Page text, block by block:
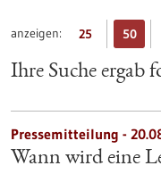
anzeigen: 25 50
Ihre Suche ergab
Pressemitteilung -
Wann wird eine